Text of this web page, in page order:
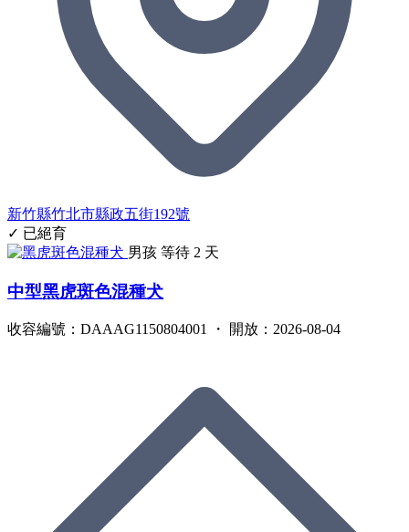
新竹縣竹北市縣政五街192號
✓ 已絕育
男孩 等待 2 天
中型黑虎斑色混種犬
收容編號：DAAAG1150804001 ・ 開放：2026-08-04